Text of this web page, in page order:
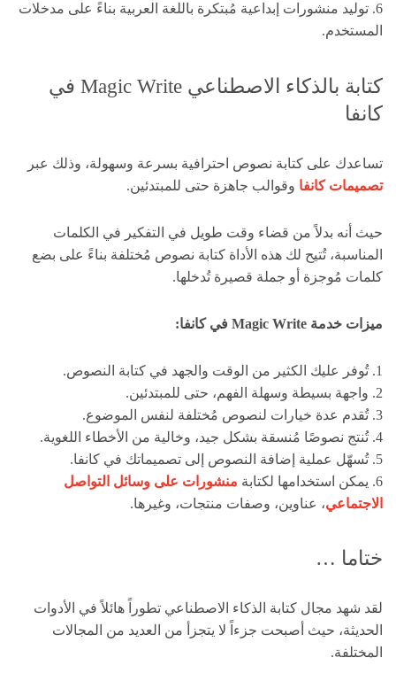
6. توليد منشورات إبداعية مُبتكرة باللغة العربية بناءً على مدخلات
المستخدم.
كتابة بالذكاء الاصطناعي Magic Write في
كانفا
تساعدك على كتابة نصوص احترافية بسرعة وسهولة، وذلك عبر
تصميمات كانفا وقوالب جاهزة حتى للمبتدئين.
حيث أنه بدلاً من قضاء وقت طويل في التفكير في الكلمات
المناسبة، تُتيح لك هذه الأداة كتابة نصوص مُختلفة بناءً على بضع
كلمات مُوجزة أو جملة قصيرة تُدخلها.
ميزات خدمة Magic Write في كانفا:
1. تُوفر عليك الكثير من الوقت والجهد في كتابة النصوص.
2. واجهة بسيطة وسهلة الفهم، حتى للمبتدئين.
3. تُقدم عدة خيارات لنصوص مُختلفة لنفس الموضوع.
4. تُنتج نصوصًا مُنسقة بشكل جيد، وخالية من الأخطاء اللغوية.
5. تُسهّل عملية إضافة النصوص إلى تصميماتك في كانفا.
6. يمكن استخدامها لكتابة
منشورات على وسائل التواصل
الاجتماعي، عناوين، وصفات منتجات، وغيرها.
ختاما …
لقد شهد مجال كتابة الذكاء الاصطناعي تطوراً هائلاً في الأدوات
الحديثة، حيث أصبحت جزءاً لا يتجزأ من العديد من المجالات
المختلفة.